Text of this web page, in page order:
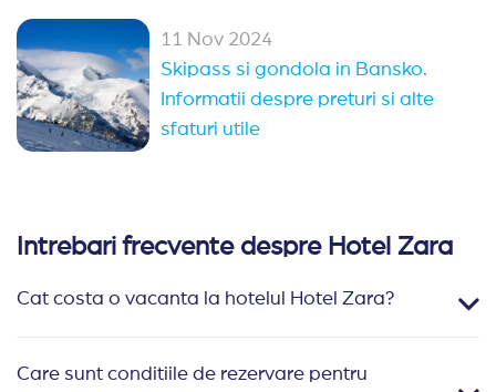
Recomand Travelplanner:
11 Nov 2024
Skipass si gondola in Bansko.
Informatii despre preturi si alte
sfaturi utile
Intrebari frecvente despre Hotel Zara
Cat costa o vacanta la hotelul Hotel Zara?
Care sunt conditiile de rezervare pentru